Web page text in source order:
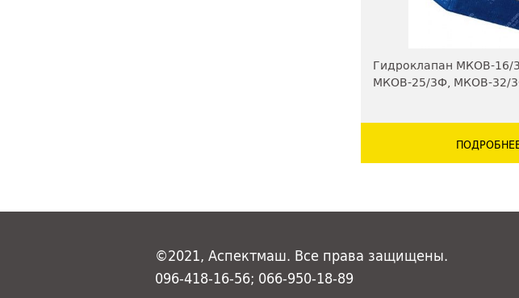
Гидроклапан МКОВ-16/
МКОВ-25/3Ф, МКОВ-32/
©2021, Аспектмаш. Все права защищены.
096-418-16-56; 066-950-18-89